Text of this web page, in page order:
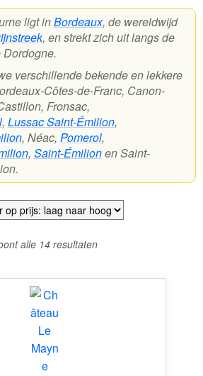
Porto
Wijnpakketten
Kleine flesjes
Magnums
Cadeaubonnen
ligt inBordeaux, de wereldwijd
, en strekt zich uit langs de
verschillende bekende en lekkere
Côtes-de-Franc, Canon-
Fronsac,
, Lussac Saint-Émilion,
, Néac, Pomerol,
, Saint-Émilionen Saint-
alle 14 resultatenGesorteerd